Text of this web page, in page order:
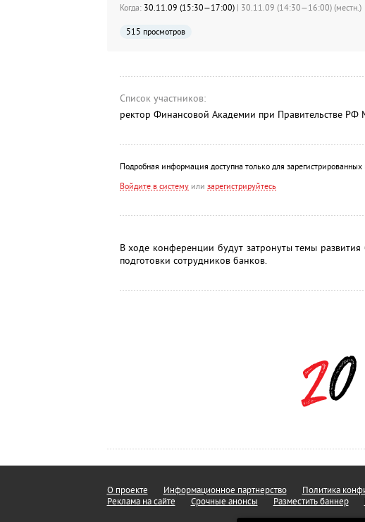
Когда:30.11.09 (15:30—17:00) | 30.11.09 (14:30—16:00) (местн.)
515 просмотров
Список участников:
ректор Финансовой Академии при Правительстве
Подробная информация доступна только для зарегистрированных
Войдите в системуили зарегистрируйтесь
В ходе конференции будут затронуты темы
подготовки сотрудников банков.
О проекте Информационное партнерство Политика
Реклама на сайте
Срочные анонсы Разместить баннер